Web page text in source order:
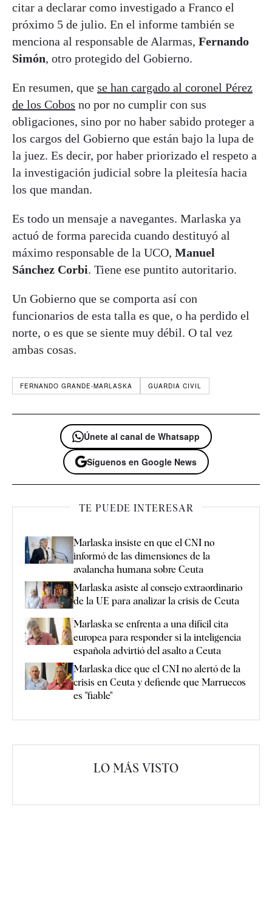
citar a declarar como investigado a Franco el
próximo 5 de julio. En el informe también se
menciona al responsable de Alarmas, Fernando
Simón, otro protegido del Gobierno.
En resumen, que se han cargado al coronel Pérez
de los Cobos no por no cumplir con sus
obligaciones, sino por no haber sabido proteger a
los cargos del Gobierno que están bajo la lupa de
la juez. Es decir, por haber priorizado el respeto a
la investigación judicial sobre la pleitesía hacia
los que mandan.
Es todo un mensaje a navegantes. Marlaska ya
actuó de forma parecida cuando destituyó al
máximo responsable de la UCO, Manuel
Sánchez Corbi. Tiene ese puntito autoritario.
Un Gobierno que se comporta así con
funcionarios de esta talla es que, o ha perdido el
norte, o es que se siente muy débil. O tal vez
ambas cosas.
FERNANDO GRANDE-MARLASKA GUARDIA CIVIL
Únete al canal de Whatsapp
Síguenos en Google News
TE PUEDE INTERESAR
Marlaska insiste en que el CNI no
informó de las dimensiones de la
avalancha humana sobre Ceuta
Marlaska asiste al consejo extraordinario
de la UE para analizar la crisis de Ceuta
Marlaska se enfrenta a una difícil cita
europea para responder si la inteligencia
española advirtió del asalto a Ceuta
Marlaska dice que el CNI no alertó de la
crisis en Ceuta y defiende que Marruecos
es "fiable"
LO MÁS VISTO